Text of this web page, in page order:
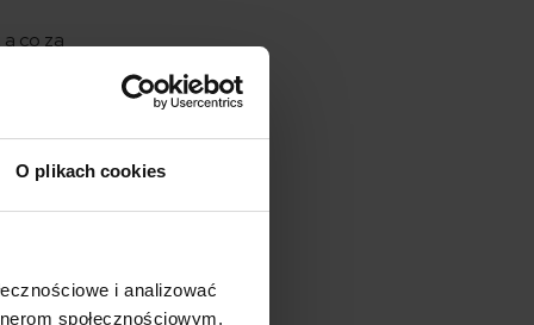
O plikach cookies
i analizować
społecznościowym,
a co za
z